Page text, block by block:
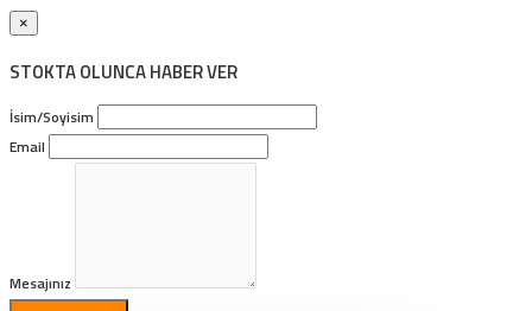
×
STOKTA OLUNCA HABER VER
İsim/Soyisim
Email
Mesajınız